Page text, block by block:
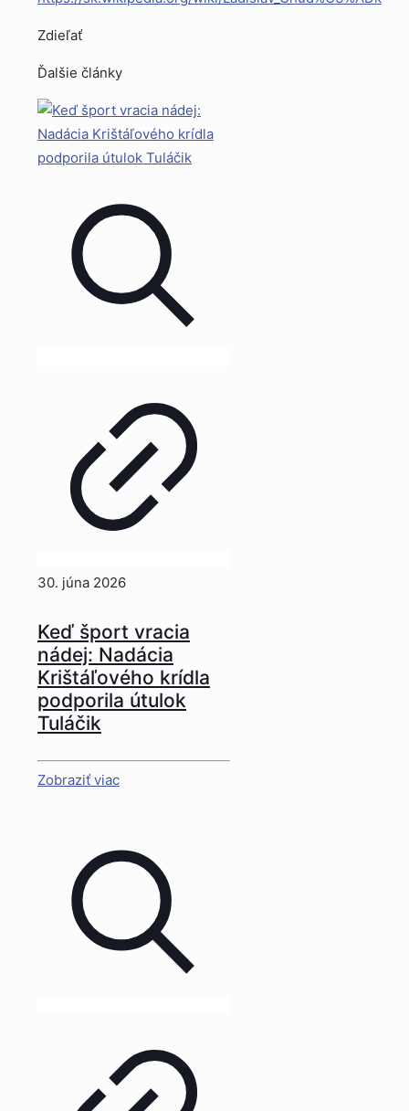
Zdieľať
Ďalšie články
30. júna 2026
Keď šport vracia
nádej: Nadácia
Krištáľového krídla
podporila útulok
Tuláčik
Zobraziť viac